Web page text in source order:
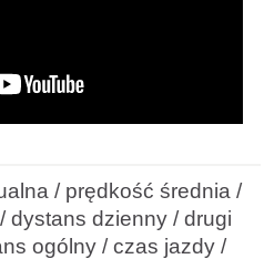
/ prędkość średnia /
dystans dzienny / drugi
ogólny / czas jazdy /